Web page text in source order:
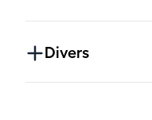
Divers